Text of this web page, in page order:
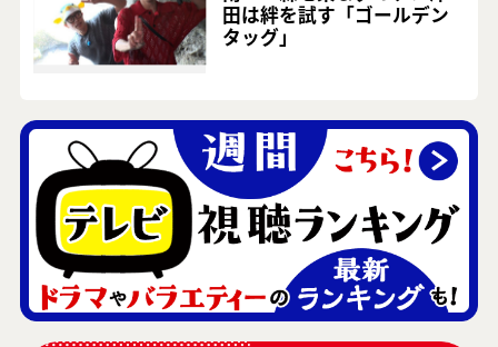
田は絆を試す「ゴールデン
タッグ」